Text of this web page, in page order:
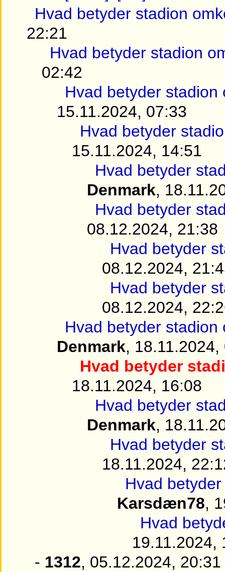
Hvad betyder stadion
22:21
Hvad betyder stadion
02:42
Hvad betyder stadion
15.11.2024, 07:33
Hvad betyder
15.11.2024, 14:51
Hvad betyder
Denmark,
Hvad betyder
08.12.2024, 21:38
Hvad betyder
08.12.2024,
Hvad betyder
08.12.2024,
Hvad betyder stadion
Denmark, 18.11.2024,
Hvad betyder
18.11.2024, 16:08
Hvad betyder
Denmark,
Hvad betyder
18.11.2024,
Hvad
Karsdæn78,
Hvad
19.11.2024,
- 1312, 05.12.2024, 20:31